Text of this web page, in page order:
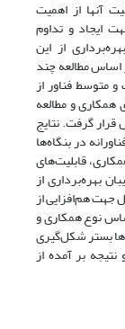
آنها از اهمیت
ایجاد و تداوم
از این
مطالعه چند
متوسط فناور از
و مطالعه
گرفت. نتایج
در بنگاه‌ها
قابلیت‌های
بهره‌برداری از
هم‌افزایی از
نوع همکاری و
بستر شکل‌گیری
بر آمده از